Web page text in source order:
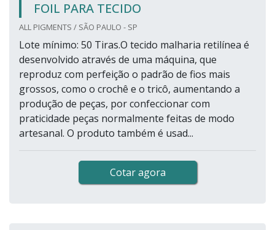
FOIL PARA TECIDO
ALL PIGMENTS / SÃO PAULO - SP
Lote mínimo: 50 Tiras.O tecido malharia retilínea é
desenvolvido através de uma máquina, que
reproduz com perfeição o padrão de fios mais
grossos, como o crochê e o tricô, aumentando a
produção de peças, por confeccionar com
praticidade peças normalmente feitas de modo
artesanal. O produto também é usad...
Cotar agora